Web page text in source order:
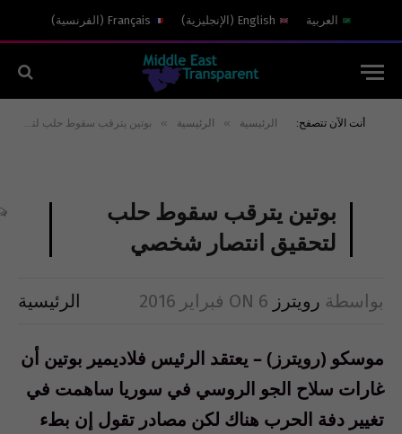
العربية English
( الإنجليزية)
Français
( الفرنسية)
أنت الآن تتصفح: الرئيسية » الرئيسية » بوتين يترقب سقوط حلب لتحقيق انتصار شخصي
بوتين يترقب سقوط حلب
لتحقيق انتصار شخصي
بواسطة رويترز ON 6 فبراير 2016 الرئيسية
موسكو (رويترز) – يعتقد الرئيس فلاديمير بوتين أن
غارات سلاح الجو الروسي في سوريا ساهمت في
تغيير دفة الحرب هناك لكن مصادر تقول إن بطء